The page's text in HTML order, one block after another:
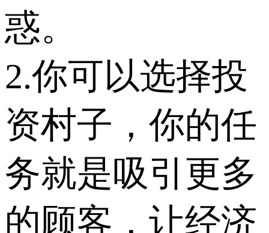
惑。
2.你可以选择投
资村子，你的任
务就是吸引更多
的顾客，让经济